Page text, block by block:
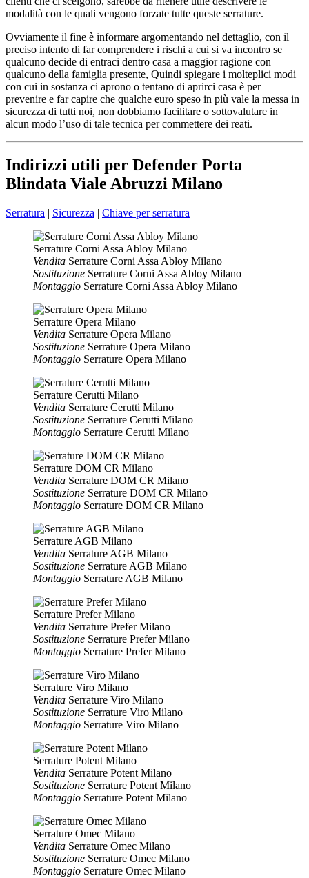
modalità con le quali vengono forzate tutte queste serrature.
Ovviamente il fine è informare argomentando nel dettaglio, con il
preciso intento di far comprendere i rischi a cui si va incontro se
qualcuno decide di entraci dentro casa a maggior ragione con
qualcuno della famiglia presente, Quindi spiegare i molteplici modi
con cui in sostanza ci aprono o tentano di aprirci casa è per
prevenire e far capire che qualche euro speso in più vale la messa in
sicurezza di tutti noi, non dobbiamo facilitare o sottovalutare in
alcun modo l’uso di tale tecnica per commettere dei reati.
Indirizzi utili per Defender Porta
Blindata Viale Abruzzi Milano
Serratura | Sicurezza | Chiave per serratura
Serrature Corni Assa Abloy Milano
Vendita Serrature Corni Assa Abloy Milano
Sostituzione Serrature Corni Assa Abloy Milano
Montaggio Serrature Corni Assa Abloy Milano
Serrature Opera Milano
Vendita Serrature Opera Milano
Sostituzione Serrature Opera Milano
Montaggio Serrature Opera Milano
Serrature Cerutti Milano
Vendita Serrature Cerutti Milano
Sostituzione Serrature Cerutti Milano
Montaggio Serrature Cerutti Milano
Serrature DOM CR Milano
Vendita Serrature DOM CR Milano
Sostituzione Serrature DOM CR Milano
Montaggio Serrature DOM CR Milano
Serrature AGB Milano
Vendita Serrature AGB Milano
Sostituzione Serrature AGB Milano
Montaggio Serrature AGB Milano
Serrature Prefer Milano
Vendita Serrature Prefer Milano
Sostituzione Serrature Prefer Milano
Montaggio Serrature Prefer Milano
Serrature Viro Milano
Vendita Serrature Viro Milano
Sostituzione Serrature Viro Milano
Montaggio Serrature Viro Milano
Serrature Potent Milano
Vendita Serrature Potent Milano
Sostituzione Serrature Potent Milano
Montaggio Serrature Potent Milano
Serrature Omec Milano
Vendita Serrature Omec Milano
Sostituzione Serrature Omec Milano
Montaggio Serrature Omec Milano